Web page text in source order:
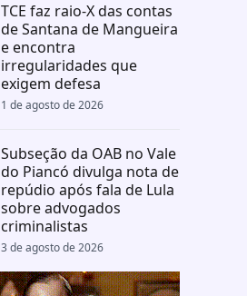
TCE faz raio-X das contas
de Santana de Mangueira
e encontra
irregularidades que
exigem defesa
1 de agosto de 2026
Subseção da OAB no Vale
do Piancó divulga nota de
repúdio após fala de Lula
sobre advogados
criminalistas
3 de agosto de 2026